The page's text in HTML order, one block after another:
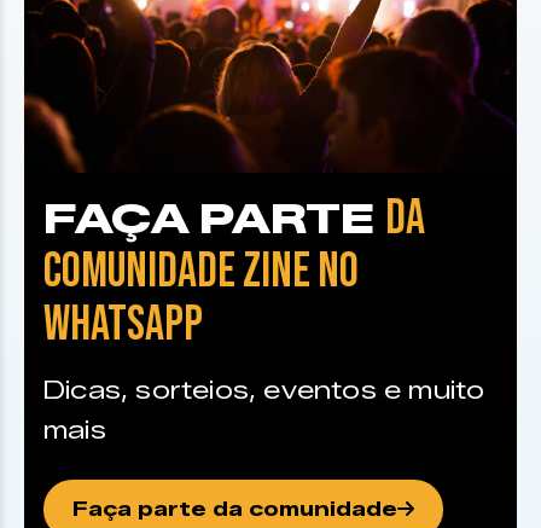
FAÇA PARTE DA
COMUNIDADE ZINE NO
WHATSAPP
Dicas, sorteios, eventos e muito
mais
Faça parte da comunidade